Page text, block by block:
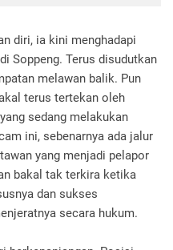
diri, ia kini menghadapi
Soppeng. Terus disudutkan
melawan balik. Pun
terus tertekan oleh
sedang melakukan
ini, sebenarnya ada jalur
yang menjadi pelapor
bakal tak terkira ketika
dan sukses
secara hukum.